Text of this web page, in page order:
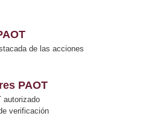
de las acciones
PAOT
autorizado
verificación